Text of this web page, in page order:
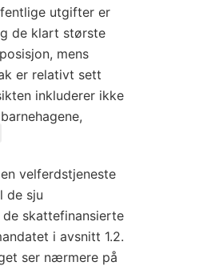
utgifter er
de klart største
mens
er relativt sett
inkluderer ikke
velferdstjeneste
de sju
skattefinansierte
i avsnitt 1.2.
ser nærmere på